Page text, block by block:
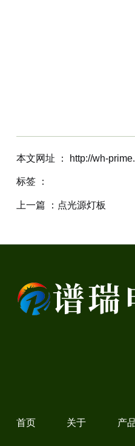
本文网址 ： http://wh-
标签 ：
上一篇 ： 点光源灯板
相关产品
首页 关于 产